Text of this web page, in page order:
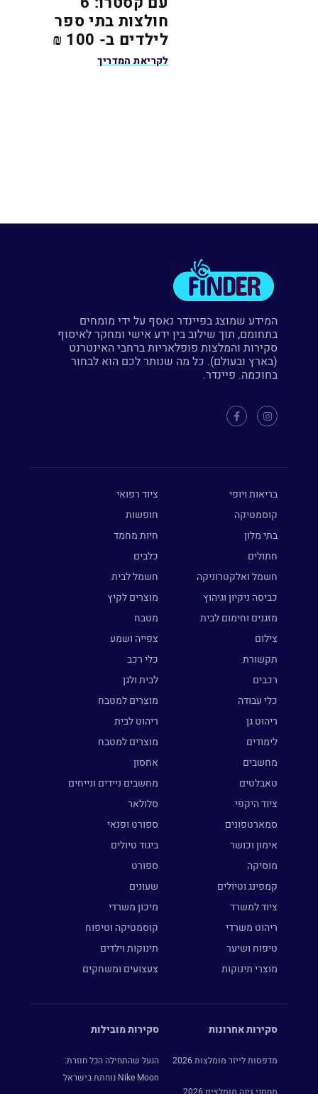
חולצות בתי ספר
לילדים ב- 100 ₪
לקריאת המדריך
המידע שמוצג בפיינדר נאסף על ידי מומחים
בתחומם, תוך שילוב בין ידע אישי ומחקר לאיסוף
סקירות והמלצות פופלאריות ברחבי האינטרנט
(בארץ ובעולם). כל מה שנותר לכם הוא לבחור
בחוכמה. פיינדר.
בריאות ויופי
ציוד רפואי
קוסמטיקה
חופשות
בתי מלון
חיות מחמד
חתולים
כלבים
חשמל ואלקטרוניקה
חשמל לבית
כביסה ניקיון וגיהוץ
מוצרים לקיץ
מזגנים וחימום לבית
מטבח
צילום
צפייה ושמע
תקשורת
כלי רכב
רכבים
לבית ולגן
כלי עבודה
מוצרים למטבח
ריהוט גן
ריהוט לבית
לימודים
מוצרים למטבח
מחשבים
אחסון
טאבלטים
מחשבים ניידים ונייחים
ציוד היקפי
סלולאר
סמארטפונים
ספורט ופנאי
אימון וכושר
ביגוד טיולים
מוסיקה
ספורט
קמפינג וטיולים
שעונים
ציוד למשרד
מיכון משרדי
ריהוט משרדי
קוסמטיקה וטיפוח
טיפוח ושיער
תינוקות וילדים
מוצרי תינוקות
צעצועים ומשחקים
סקירות אחרונות
מדפסות לייזר מומלצות 2026
סקירות מובילות
הנעל שהתחילה הכל חוזרת:
Nike Moon נוחתת בישראל